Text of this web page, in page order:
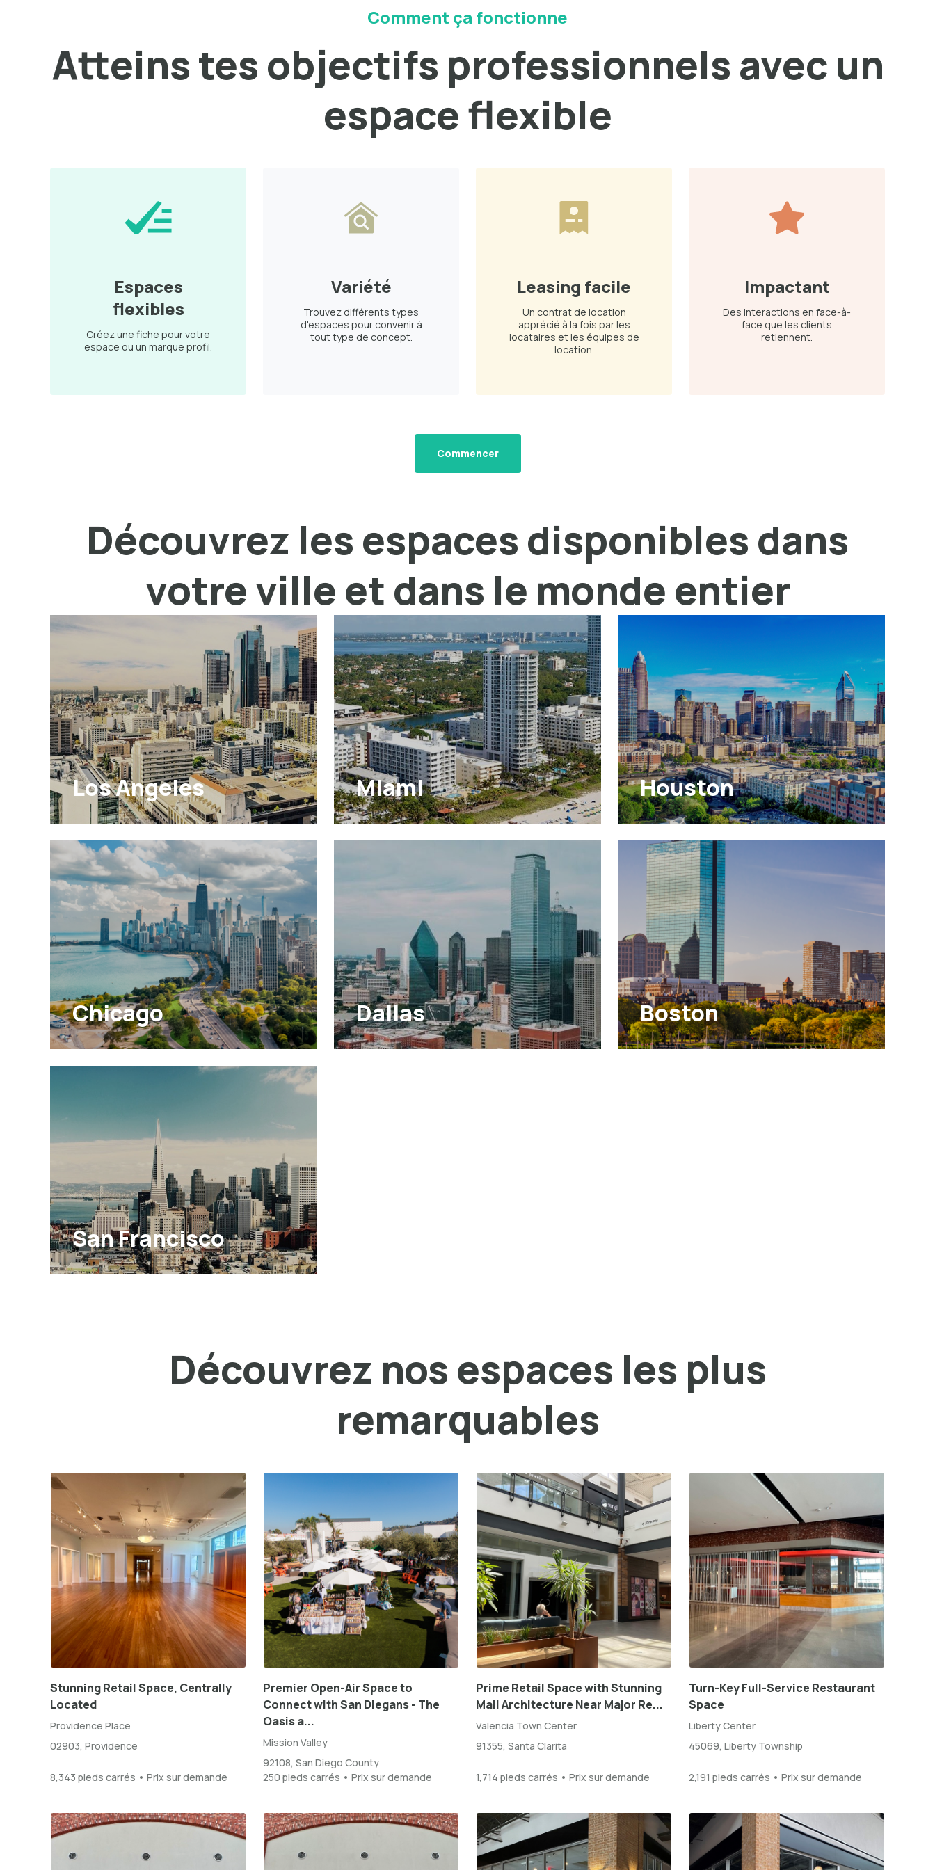
Comment ça fonctionne
Atteins tes objectifs professionnels avec un
espace flexible
Espaces
flexibles
Créez une fiche pour votre
espace ou un marque profil.
Variété
Trouvez différents types
d'espaces pour convenir à
tout type de concept.
Leasing facile
Un contrat de location
apprécié à la fois par les
locataires et les équipes de
location.
Impactant
Des interactions en face-à-
face que les clients
retiennent.
Commencer
Découvrez les espaces disponibles dans
votre ville et dans le monde entier
Los Angeles Miami Houston
Chicago Dallas Boston
San Francisco
Découvrez nos espaces les plus
remarquables
Stunning Retail Space, Centrally
Located
Providence Place
02903, Providence
8,343 pieds carrés • Prix sur demande
Premier Open-Air Space to
Connect with San Diegans - The
Oasis a...
Mission Valley
92108, San Diego County
250 pieds carrés • Prix sur demande
Prime Retail Space with Stunning
Mall Architecture Near Major Re...
Valencia Town Center
91355, Santa Clarita
1,714 pieds carrés • Prix sur demande
Turn-Key Full-Service Restaurant
Space
Liberty Center
45069, Liberty Township
2,191 pieds carrés • Prix sur demande